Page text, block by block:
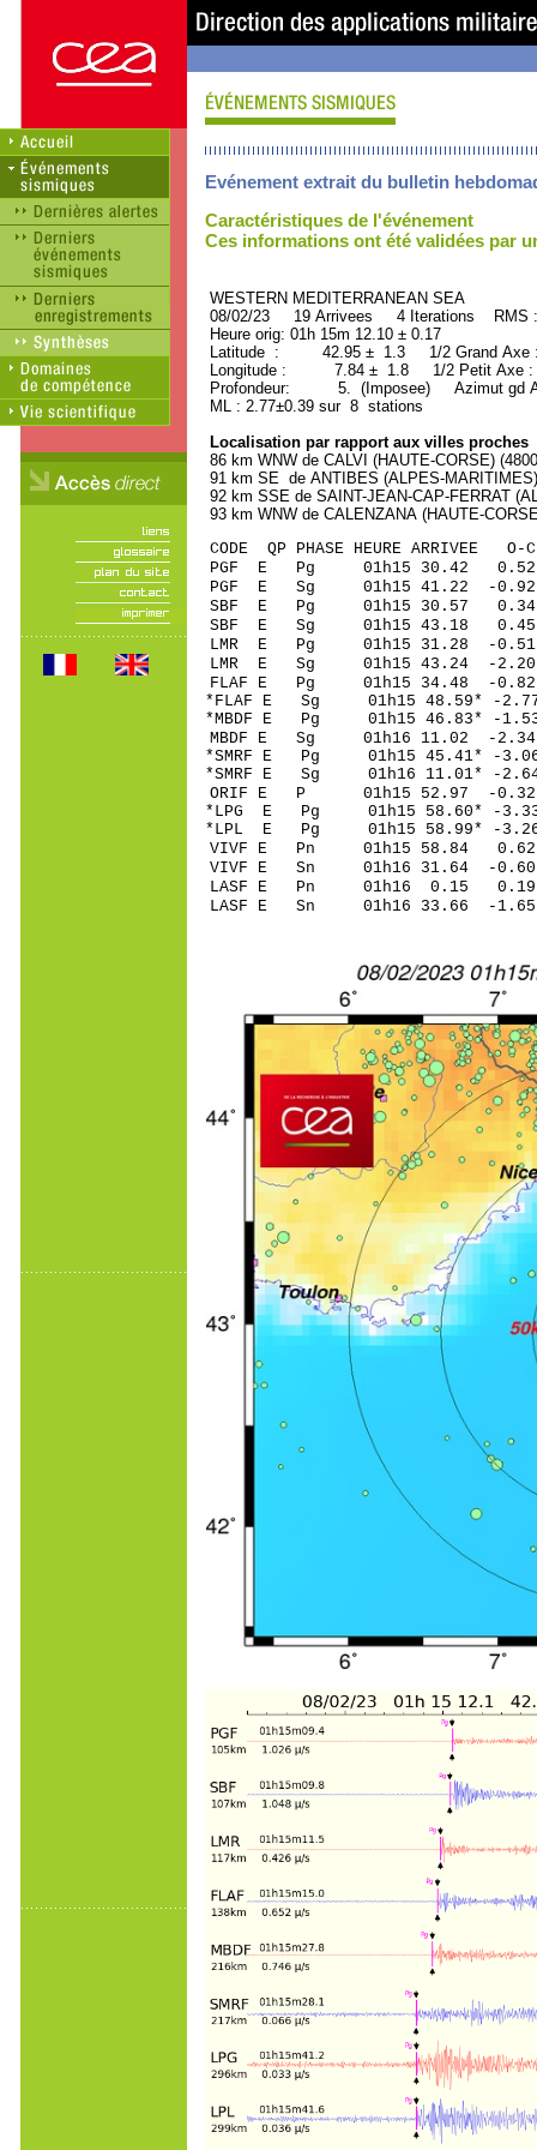
Evénement extrait du bulletin
Caractéristiques de l'événement
Ces informations ont été validées par
WESTERN MEDITERRANEAN SEA
08/02/23 19 Arrivees 4 Iterations RMS
Heure orig: 01h 15m 12.10 ± 0.17
Latitude : 42.95 ± 1.3 1/2 Grand
Longitude : 7.84 ± 1.8 1/2 Petit Axe
Profondeur: 5. (Imposee) Azimut gd
ML : 2.77±0.39 sur 8 stations
Localisation par rapport aux villes proches
86 km WNW de CALVI (HAUTE-CORSE)
91 km SE de ANTIBES (ALPES-
92 km SSE de SAINT-JEAN-CAP-FERRAT
93 km WNW de CALENZANA (HAUTE-
CODE QP PHASE HEURE
PGF E Pg 01h15
PGF E Sg 01h15 41.22 -
SBF E Pg 01h15
SBF E Sg 01h15 43.18
LMR E Pg 01h15
LMR E Sg 01h15 43.24 -
FLAF E Pg 01h15
*FLAF E Sg 01h15 48.59* -
*MBDF E Pg 01h15
MBDF E Sg 01h16 11.02 -
*SMRF E Pg 01h15
*SMRF E Sg 01h16 11.01* -
ORIF E P 01h15
*LPG E Pg 01h15
*LPL E Pg 01h15
VIVF E Pn 01h15
VIVF E Sn 01h16 31.64 -
LASF E Pn 01h16
LASF E Sn 01h16 33.66 -